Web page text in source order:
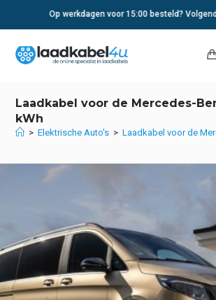
Op werkdagen voor 15:00 besteld?
Laadkabel voor de Mercedes-
kWh
> Elektrische Auto's > Laadkabel voor de